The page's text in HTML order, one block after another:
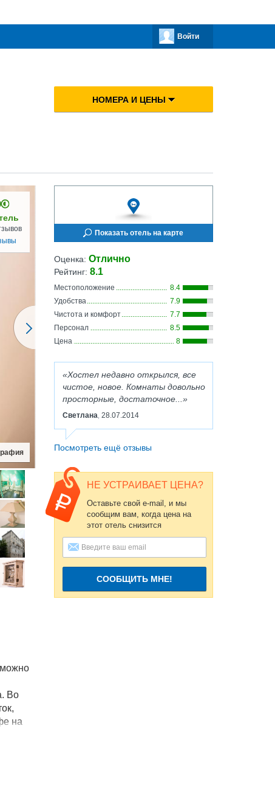
Войти
НОМЕРА И ЦЕНЫ
можно
Во
на
Показать отель на карте
Оценка: Отлично
Рейтинг: 8.1
Местоположение
8.4
Удобства
7.9
Чистота и комфорт
7.7
Персонал
8.5
Цена
8
Хостел недавно открылся, все
чистое, новое. Комнаты довольно
просторные, достаточное...
Светлана 28.07.2014
Посмотреть ещё отзывы
НЕ УСТРАИВАЕТ ЦЕНА?
Оставьте свой e-mail, и мы
сообщим вам, когда цена на
этот отель снизится
СООБЩИТЬ МНЕ!